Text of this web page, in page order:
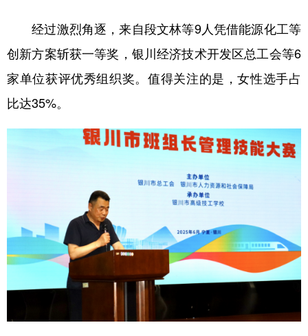
经过激烈角逐，来自段文林等9人凭借能源化工等
创新方案斩获一等奖，银川经济技术开发区总工会等6
家单位获评优秀组织奖。值得关注的是，女性选手占
比达35%。